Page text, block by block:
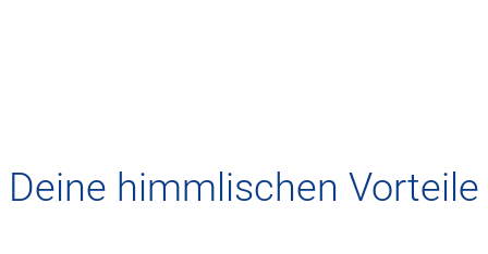
Deine himmlischen Vorteile